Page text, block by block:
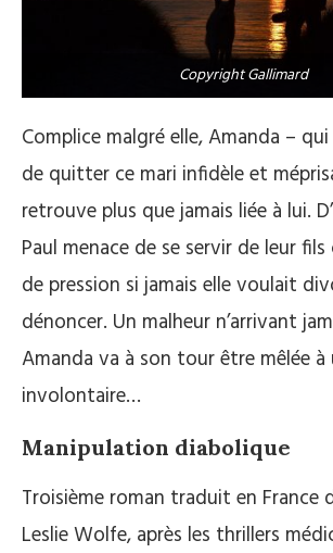
Copyright Gallimard
Complice malgré elle, Amanda –
de quitter ce mari infidèle et
retrouve plus que jamais liée à lui.
Paul menace de se servir de leur
de pression si jamais elle voulait
dénoncer. Un malheur n’arrivant
Amanda va à son tour être mêlée
involontaire…
Manipulation diabolique
Troisième roman traduit en France
Leslie Wolfe, après les thrillers